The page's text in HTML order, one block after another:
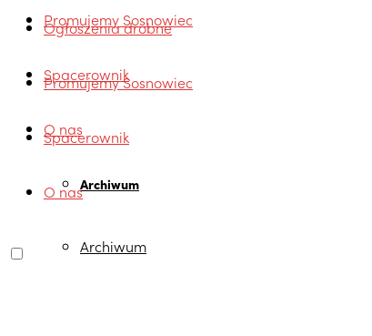
Promujemy Sosnowiec
Spacerownik
O nas
Archiwum
Ogłoszenia drobne
Promujemy Sosnowiec
Spacerownik
O nas
Archiwum